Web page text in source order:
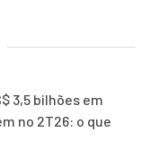
3,5 bilhões em
no 2T26: o que